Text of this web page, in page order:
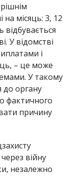
місяць: 3, 12
відбувається
У відомстві
і
– це може
У такому
до органу
фактичного
причину
війну
незалежно